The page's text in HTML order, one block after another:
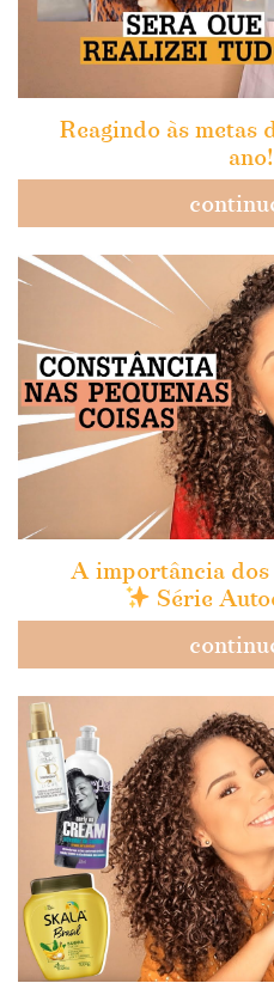
Reagindo às metas
ano!
A importância dos
Série